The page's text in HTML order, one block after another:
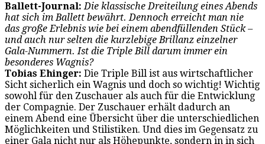
Ballett-Journal: Die klassische Dreiteilung eines Abends
hat sich im Ballett bewährt. Dennoch erreicht man nie
das große Erlebnis wie bei einem abendfüllenden Stück –
und auch nur selten die kurzlebige Brillanz einzelner
Gala-Nummern. Ist die Triple Bill darum immer ein
besonderes Wagnis?
Tobias Ehinger: Die Triple Bill ist aus wirtschaftlicher
Sicht sicherlich ein Wagnis und doch so wichtig! Wichtig
sowohl für den Zuschauer als auch für die Entwicklung
der Compagnie. Der Zuschauer erhält dadurch an
einem Abend eine Übersicht über die unterschiedlichen
Möglichkeiten und Stilistiken. Und dies im Gegensatz zu
einer Gala nicht nur als Höhepunkte, sondern in in sich